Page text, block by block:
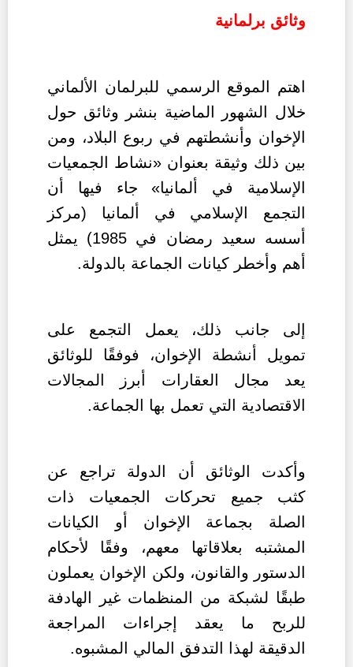
وثائق برلمانية
اهتم الموقع الرسمي للبرلمان الألماني
خلال الشهور الماضية بنشر وثائق حول
الإخوان وأنشطتهم في ربوع البلاد، ومن
بين ذلك وثيقة بعنوان «نشاط الجمعيات
الإسلامية في ألمانيا» جاء فيها أن
التجمع الإسلامي في ألمانيا (مركز
أسسه سعيد رمضان في 1985) يمثل
أهم وأخطر كيانات الجماعة بالدولة.
إلى جانب ذلك، يعمل التجمع على
تمويل أنشطة الإخوان، فوفقًا للوثائق
يعد مجال العقارات أبرز المجالات
الاقتصادية التي تعمل بها الجماعة.
وأكدت الوثائق أن الدولة تراجع عن
كثب جميع تحركات الجمعيات ذات
الصلة بجماعة الإخوان أو الكيانات
المشتبه بعلاقاتها معهم، وفقًا لأحكام
الدستور والقانون، ولكن الإخوان يعملون
طبقًا لشبكة من المنظمات غير الهادفة
للربح ما يعقد إجراءات المراجعة
الدقيقة لهذا التدفق المالي المشبوه.